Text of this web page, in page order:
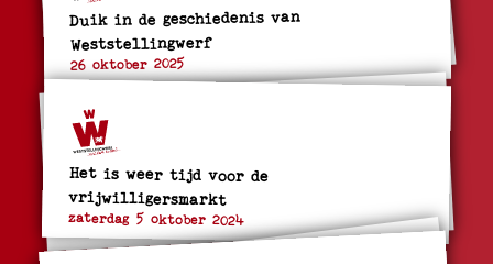
Duik in de geschiedenis van
Weststellingwerf
26 oktober 2025
Het is weer tijd voor de
vrijwilligersmarkt
zaterdag 5 oktober 2024